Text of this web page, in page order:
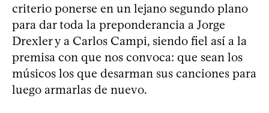
criterio ponerse en un lejano segundo plano
para dar toda la preponderancia a Jorge
Drexler y a Carlos Campi, siendo fiel así a la
premisa con que nos convoca: que sean los
músicos los que desarman sus canciones para
luego armarlas de nuevo.